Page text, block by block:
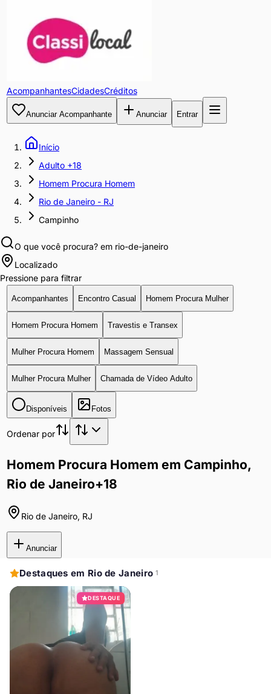
AcompanhantesCidadesCréditos
Anunciar Acompanhante Anunciar Entrar
Início
Adulto +18
Homem Procura Homem
Rio de Janeiro - RJ
Campinho
O que você procura? em rio-de-janeiro
Localizado
Pressione para filtrar
Acompanhantes Encontro Casual Homem Procura Mulher
Homem Procura Homem Travestis e Transex
Mulher Procura Homem Massagem Sensual
Mulher Procura Mulher Chamada de Vídeo Adulto
Disponíveis Fotos
Ordenar por
Homem Procura Homem em Campinho,
Rio de Janeiro+18
Rio de Janeiro, RJ
Anunciar
Destaques em Rio de Janeiro 1
DESTAQUE